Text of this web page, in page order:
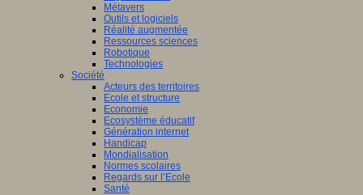
Métavers
Outils et logiciels
Réalité augmentée
Ressources sciences
Robotique
Technologies
Société
Acteurs des territoires
Ecole et structure
Economie
Ecosystème éducatif
Génération internet
Handicap
Mondialisation
Normes scolaires
Regards sur l’Ecole
Santé